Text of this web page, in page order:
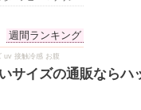
週間ランキング
uv 接触冷感 お腹
サイズの通販ならハ